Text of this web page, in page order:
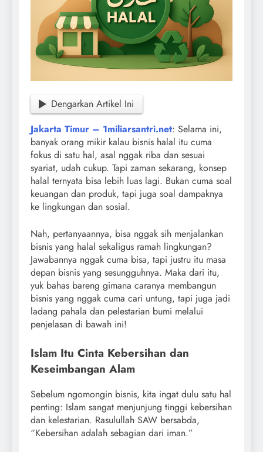
Dengarkan Artikel Ini
Jakarta Timur – 1miliarsantri.net: Selama ini,
banyak orang mikir kalau bisnis halal itu cuma
fokus di satu hal, asal nggak riba dan sesuai
syariat, udah cukup. Tapi zaman sekarang, konsep
halal ternyata bisa lebih luas lagi. Bukan cuma soal
keuangan dan produk, tapi juga soal dampaknya
ke lingkungan dan sosial.
Nah, pertanyaannya, bisa nggak sih menjalankan
bisnis yang halal sekaligus ramah lingkungan?
Jawabannya nggak cuma bisa, tapi justru itu masa
depan bisnis yang sesungguhnya. Maka dari itu,
yuk bahas bareng gimana caranya membangun
bisnis yang nggak cuma cari untung, tapi juga jadi
ladang pahala dan pelestarian bumi melalui
penjelasan di bawah ini!
Islam Itu Cinta Kebersihan dan
Keseimbangan Alam
Sebelum ngomongin bisnis, kita ingat dulu satu hal
penting: Islam sangat menjunjung tinggi kebersihan
dan kelestarian. Rasulullah SAW bersabda,
“Kebersihan adalah sebagian dari iman.”